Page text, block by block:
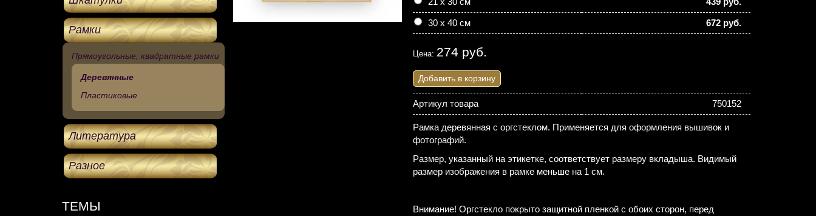
Рамки
Прямоугольные, квадратные рамки
Деревянные
Пластиковые
Литература
Разное
ТЕМЫ
30 х 40 см 672 руб.
Цена: 274 руб.
Добавить в корзину
Артикул товара 750152
Рамка деревянная с оргстеклом. Применяется для оформления вышивок и
фотографий.
Размер, указанный на этикетке, соответствует размеру вкладыша. Видимый
размер изображения в рамке меньше на 1 см.
Внимание! Оргстекло покрыто защитной пленкой с обоих сторон, перед